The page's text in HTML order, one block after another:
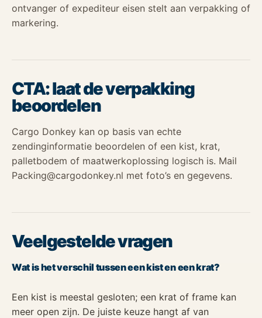
ontvanger of expediteur eisen stelt aan verpakking of
markering.
CTA: laat de verpakking
beoordelen
Cargo Donkey kan op basis van echte
zendinginformatie beoordelen of een kist, krat,
palletbodem of maatwerkoplossing logisch is. Mail
Packing@cargodonkey.nl met foto’s en gegevens.
Veelgestelde vragen
Wat is het verschil tussen een kist en een krat?
Een kist is meestal gesloten; een krat of frame kan
meer open zijn. De juiste keuze hangt af van